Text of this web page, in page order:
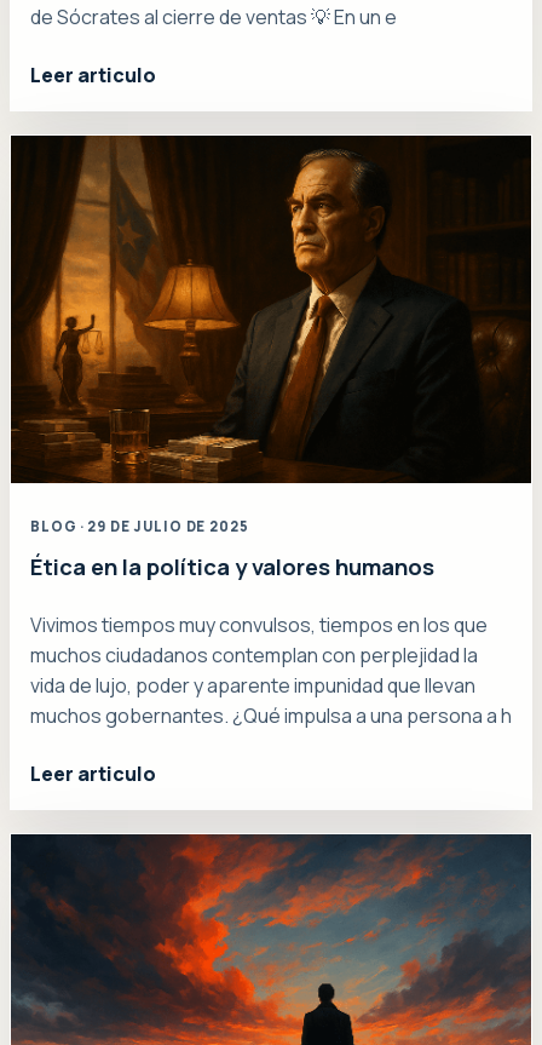
de Sócrates al cierre de ventas 💡 En un e
Leer articulo
BLOG · 29 DE JULIO DE 2025
Ética en la política y valores humanos
Vivimos tiempos muy convulsos, tiempos en los que
muchos ciudadanos contemplan con perplejidad la
vida de lujo, poder y aparente impunidad que llevan
muchos gobernantes. ¿Qué impulsa a una persona a h
Leer articulo